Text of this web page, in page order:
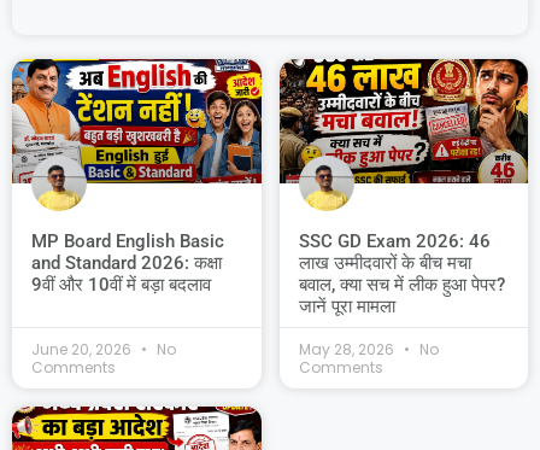
MP Board English Basic
and Standard 2026: कक्षा
9वीं और 10वीं में बड़ा बदलाव
June 20, 2026
No
Comments
SSC GD Exam 2026: 46
लाख उम्मीदवारों के बीच मचा
बवाल, क्या सच में लीक हुआ पेपर?
जानें पूरा मामला
May 28, 2026
No
Comments